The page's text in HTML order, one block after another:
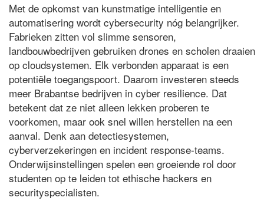
Met de opkomst van kunstmatige intelligentie en
automatisering wordt cybersecurity nóg belangrijker.
Fabrieken zitten vol slimme sensoren,
landbouwbedrijven gebruiken drones en scholen draaien
op cloudsystemen. Elk verbonden apparaat is een
potentiële toegangspoort. Daarom investeren steeds
meer Brabantse bedrijven in cyber resilience. Dat
betekent dat ze niet alleen lekken proberen te
voorkomen, maar ook snel willen herstellen na een
aanval. Denk aan detectiesystemen,
cyberverzekeringen en incident response-teams.
Onderwijsinstellingen spelen een groeiende rol door
studenten op te leiden tot ethische hackers en
securityspecialisten.